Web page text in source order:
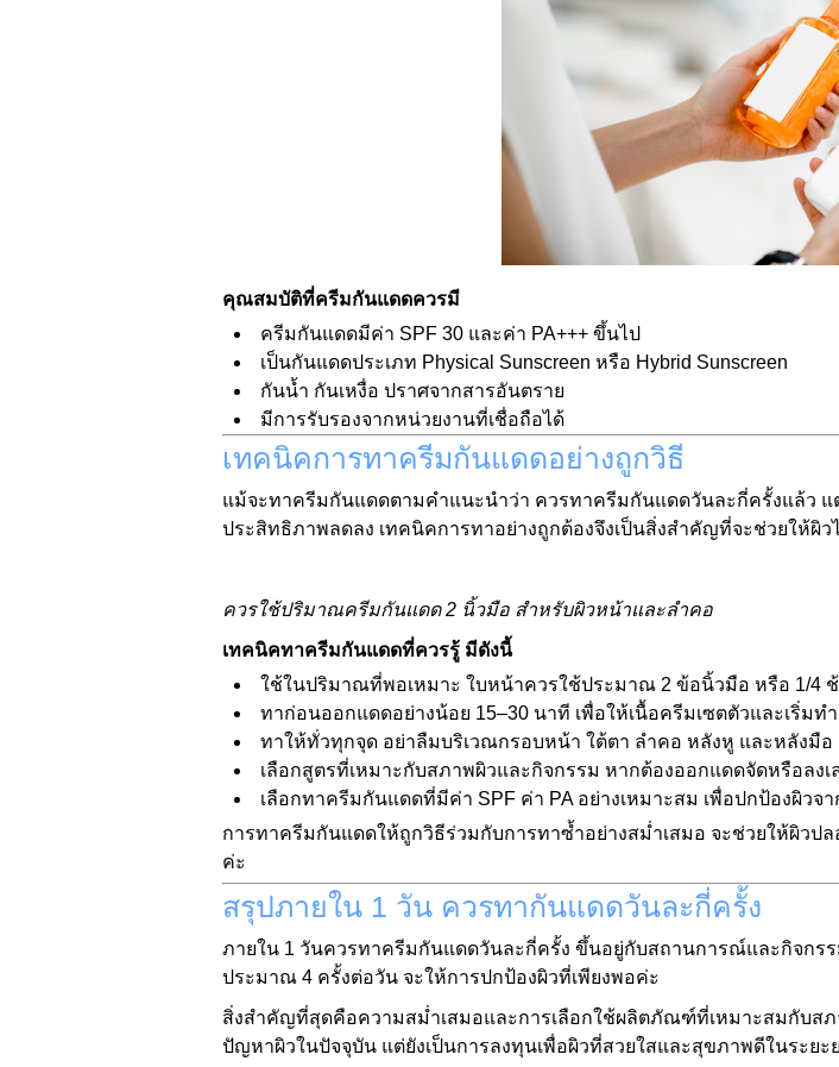
คุณสมบัติที่ครีมกันแดดควรมี
ครีมกันแดดมีค่า SPF 30 และค่า PA+++ ขึ้นไป
เป็นกันแดดประเภท Physical Sunscreen หรือ Hybrid Sunscreen
กันน้ำ กันเหงื่อ ปราศจากสารอันตราย
มีการรับรองจากหน่วยงานที่เชื่อถือได้
เทคนิคการทาครีมกันแดดอย่างถูกวิธี
แม้จะทาครีมกันแดดตามคำแนะนำว่า ควรทาครีมกันแดดวันละกี่ครั้งแล้ว แ
ประสิทธิภาพลดลง เทคนิคการทาอย่างถูกต้องจึงเป็นสิ่งสำคัญที่จะช่วยให้ผิว
ควรใช้ปริมาณครีมกันแดด 2 นิ้วมือ สำหรับผิวหน้าและลำคอ
เทคนิคทาครีมกันแดดที่ควรรู้ มีดังนี้
ใช้ในปริมาณที่พอเหมาะ ใบหน้าควรใช้ประมาณ 2 ข้อนิ้วมือ หรือ 1/4
ทาก่อนออกแดดอย่างน้อย 15–30 นาที เพื่อให้เนื้อครีมเซตตัวและเริ่มท
ทาให้ทั่วทุกจุด อย่าลืมบริเวณกรอบหน้า ใต้ตา ลำคอ หลังหู และหลังมือ
เลือกสูตรที่เหมาะกับสภาพผิวและกิจกรรม หากต้องออกแดดจัดหรือลง
เลือกทาครีมกันแดดที่มีค่า SPF ค่า PA อย่างเหมาะสม เพื่อปกป้องผิวจ
การทาครีมกันแดดให้ถูกวิธีร่วมกับการทาซ้ำอย่างสม่ำเสมอ จะช่วยให้ผิวป
ค่ะ
สรุปภายใน 1 วัน ควรทากันแดดวันละกี่ครั้ง
ภายใน 1 วันควรทาครีมกันแดดวันละกี่ครั้ง ขึ้นอยู่กับสถานการณ์และกิจกร
ประมาณ 4 ครั้งต่อวัน จะให้การปกป้องผิวที่เพียงพอค่ะ
สิ่งสำคัญที่สุดคือความสม่ำเสมอและการเลือกใช้ผลิตภัณฑ์ที่เหมาะสมกับสภ
ปัญหาผิวในปัจจุบัน แต่ยังเป็นการลงทุนเพื่อผิวที่สวยใสและสุขภาพดีในระยะ